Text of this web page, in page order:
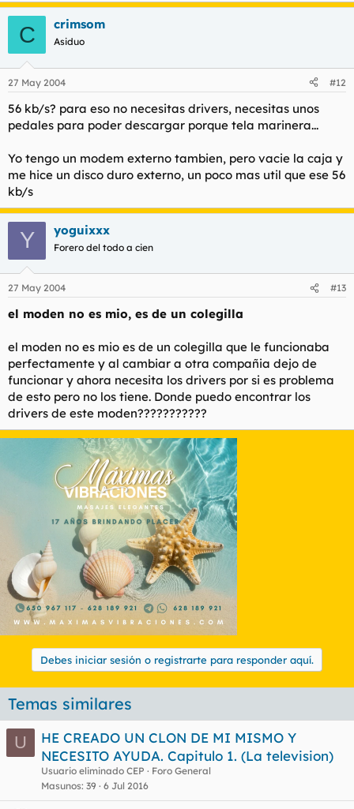
C crimsom
Asiduo
27 May 2004 #12
56 kb/s? para eso no necesitas drivers, necesitas unos
pedales para poder descargar porque tela marinera...
Yo tengo un modem externo tambien, pero vacie la caja y
me hice un disco duro externo, un poco mas util que ese 56
kb/s
Y yoguixxx
Forero del todo a cien
27 May 2004 #13
el moden no es mio, es de un colegilla
el moden no es mio es de un colegilla que le funcionaba
perfectamente y al cambiar a otra compañia dejo de
funcionar y ahora necesita los drivers por si es problema
de esto pero no los tiene. Donde puedo encontrar los
drivers de este moden???????????
Debes iniciar sesión o registrarte para responder aquí.
Temas similares
U
HE CREADO UN CLON DE MI MISMO Y
NECESITO AYUDA. Capitulo 1. (La television)
Usuario eliminado CEP
Foro General
Masunos 39 6 Jul 2016